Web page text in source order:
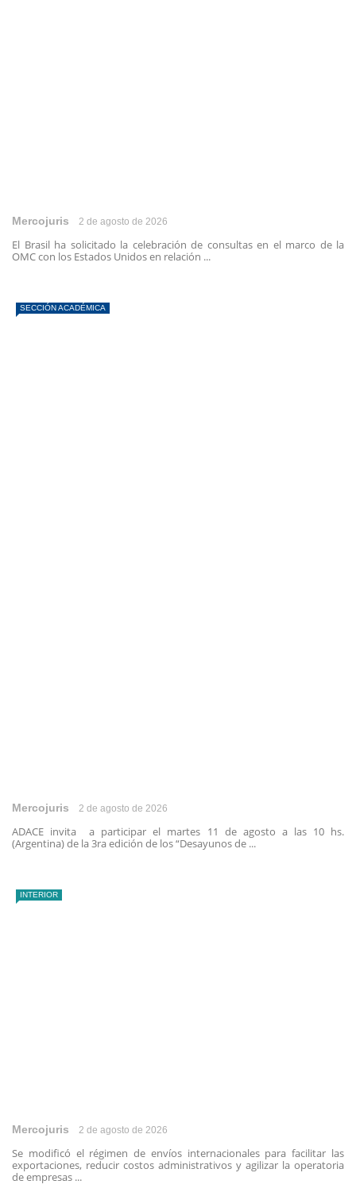
Mercojuris 2 de agosto de 2026
El Brasil ha solicitado la celebración de consultas en el marco de la
OMC con los Estados Unidos en relación ...
SECCIÓN ACADÉMICA
Mercojuris 2 de agosto de 2026
ADACE invita a participar el martes 11 de agosto a las 10 hs.
(Argentina) de la 3ra edición de los “Desayunos de ...
INTERIOR
Mercojuris 2 de agosto de 2026
Se modificó el régimen de envíos internacionales para facilitar las
exportaciones, reducir costos administrativos y agilizar la operatoria
de empresas ...